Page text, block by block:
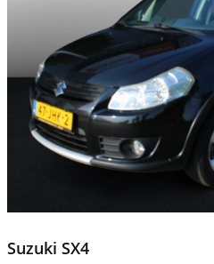
Suzuki SX4